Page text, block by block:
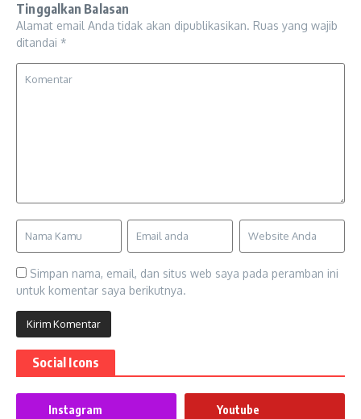
Tinggalkan Balasan
Alamat email Anda tidak akan dipublikasikan. Ruas yang wajib
ditandai *
Simpan nama, email, dan situs web saya pada peramban ini
untuk komentar saya berikutnya.
Social Icons
Instagram
Youtube